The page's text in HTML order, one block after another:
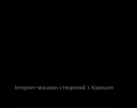
Інтернет-магазин створений з Хорошоп